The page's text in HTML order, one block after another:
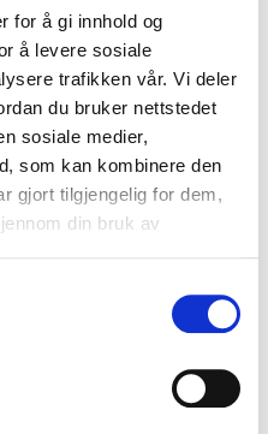
for å gi innhold og
å levere sosiale
trafikken vår. Vi deler
du bruker nettstedet
sosiale medier,
som kan kombinere den
gjort tilgjengelig for dem,
din bruk av
abrasion, and nail
laying and HVAC
Shock-absorbing foam and
Adjustable multispandex